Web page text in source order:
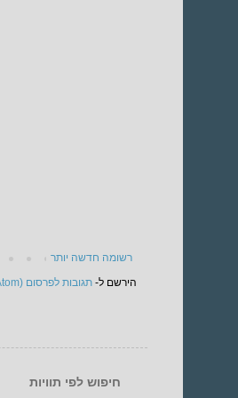
רשומה חדשה יותר
הירשם ל- תגובות לפרסום (Atom)
חיפוש לפי תוויות